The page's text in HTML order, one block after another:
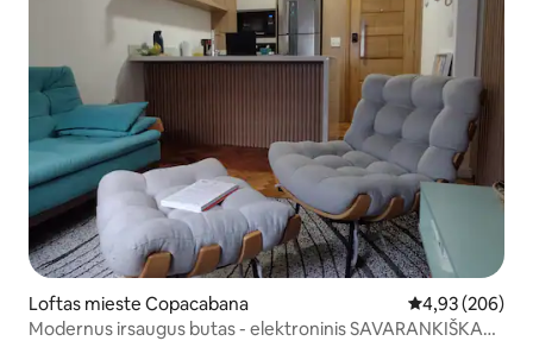
Loftas mieste Copacabana Vidutinis
4,93 (206)
Modernus irsaugus butas - elektroninis SAVARANKIŠKAS